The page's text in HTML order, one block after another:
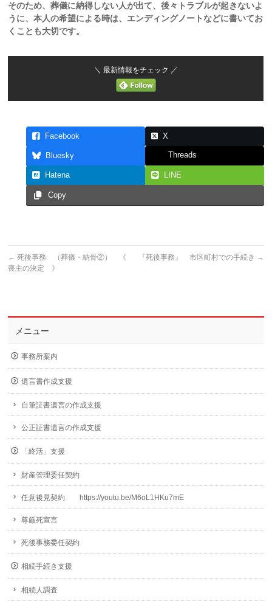
そのため、葬儀に納得しない人が出て、後々トラブルが起きないよ
うに、本人の希望による時は、エンディングノートなどに書いてお
くことも大切です。
＼ 最新情報をチェック ／
Facebook X
Bluesky Threads
Hatena LINE
Copy
← 死後事務 （葬儀・納骨②） 《
喪主の決定 》
『死後事務』 市区町村での手続き →
メニュー
事務所案内
遺言書作成支援
自筆証書遺言の作成支援
公正証書遺言の作成支援
「終活」支援
財産管理委任契約
任意後見契約 https://youtu.be/M6oL1HKu7mE
尊厳死宣言
死後事務委任契約
相続手続き支援
相続人調査